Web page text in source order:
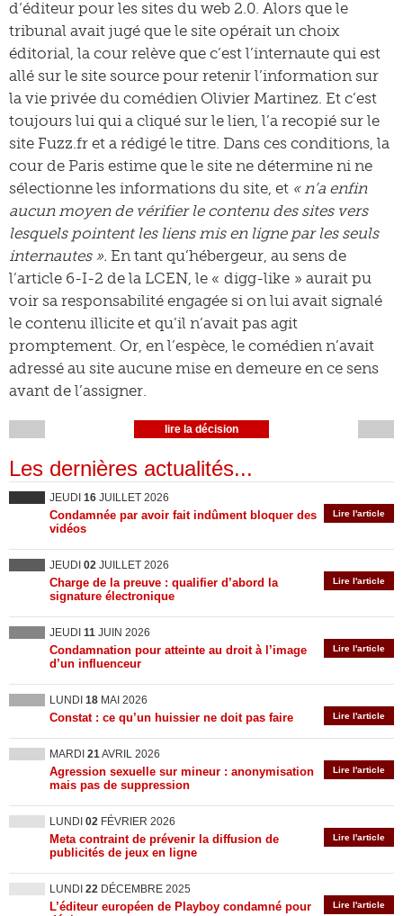
d‘éditeur pour les sites du web 2.0. Alors que le
tribunal avait jugé que le site opérait un choix
éditorial, la cour relève que c’est l’internaute qui est
allé sur le site source pour retenir l’information sur
la vie privée du comédien Olivier Martinez. Et c’est
toujours lui qui a cliqué sur le lien, l’a recopié sur le
site Fuzz.fr et a rédigé le titre. Dans ces conditions, la
cour de Paris estime que le site ne détermine ni ne
sélectionne les informations du site, et « n’a enfin
aucun moyen de vérifier le contenu des sites vers
lesquels pointent les liens mis en ligne par les seuls
internautes ». En tant qu’hébergeur, au sens de
l’article 6-I-2 de la LCEN, le « digg-like » aurait pu
voir sa responsabilité engagée si on lui avait signalé
le contenu illicite et qu’il n’avait pas agit
promptement. Or, en l’espèce, le comédien n’avait
adressé au site aucune mise en demeure en ce sens
avant de l’assigner.
lire la décision
Les dernières actualités...
JEUDI 16 JUILLET 2026
Lire l'article
Condamnée par avoir fait indûment bloquer des
vidéos
JEUDI 02 JUILLET 2026
Lire l'article
Charge de la preuve : qualifier d’abord la
signature électronique
JEUDI 11 JUIN 2026
Lire l'article
Condamnation pour atteinte au droit à l’image
d’un influenceur
LUNDI 18 MAI 2026
Lire l'article
Constat : ce qu’un huissier ne doit pas faire
MARDI 21AVRIL 2026
Lire l'article
Agression sexuelle sur mineur : anonymisation
mais pas de suppression
LUNDI 02 FÉVRIER 2026
Lire l'article
Meta contraint de prévenir la diffusion de
publicités de jeux en ligne
LUNDI 22 DÉCEMBRE 2025
Lire l'article
L’éditeur européen de Playboy condamné pour